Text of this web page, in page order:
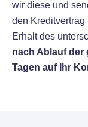
wir diese und
den
Erhalt des
nach Ablauf der
Tagen auf Ihr